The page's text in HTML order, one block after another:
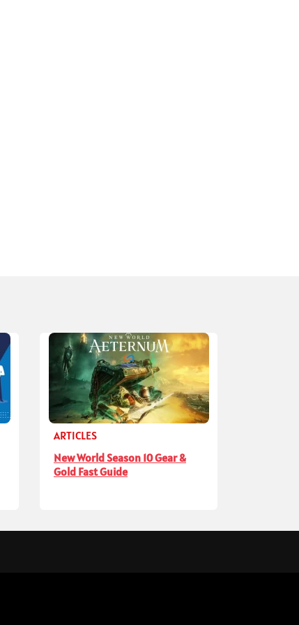
ARTICLES
New World Season 10 Gear &
Gold Fast Guide